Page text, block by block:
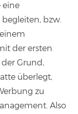
eine
bzw.
der ersten
Grund,
überlegt,
zu
Also